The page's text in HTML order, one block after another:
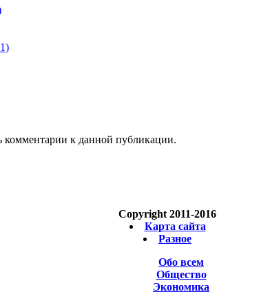
комментарии к данной публикации.
Copyright 2011-2016
Карта сайта
Разное
Обо всем
Общество
Экономика